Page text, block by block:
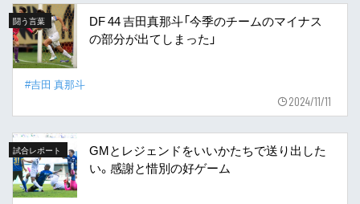
闘う言葉
DF 44 吉田真那斗「今季のチームのマイナス
の部分が出てしまった」
#吉田 真那斗
2024/11/11
試合レポート
GMとレジェンドをいいかたちで送り出した
い。感謝と惜別の好ゲーム